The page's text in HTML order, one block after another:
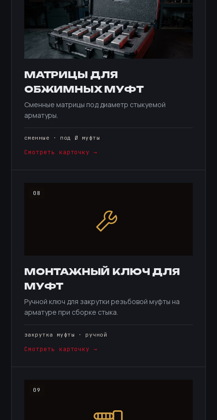
МАТРИЦЫ ДЛЯ
ОБЖИМНЫХ МУФТ
Сменные матрицы под диаметр стыкуемой
арматуры.
сменные · под Ø муфты
Смотреть карточку →
08
МОНТАЖНЫЙ КЛЮЧ ДЛЯ
МУФТ
Ручной ключ для закрутки резьбовой муфты на
арматуре при сборке стыка.
закрутка муфты · ручной
Смотреть карточку →
09